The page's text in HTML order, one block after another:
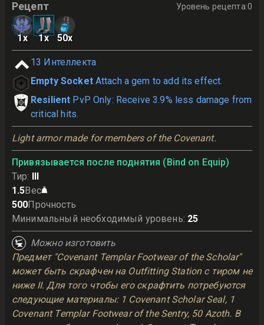
Рецепт Уровень рецепта:0
1x 1x 50x
13 Интеллекта
Empty Socket Attach a gem to add its effect.
Resilient PvP Only: Receive 3.9% less damage from
critical hits.
Light armor made for members of the Covenant.
Привязывается после поднятия (Bind on Equip)
Тир: III
1.5Вес
500Прочность
Минимальный необходимый уровень: 25
Можно изготовить
Предмет "Covenant Templar Footwear of the Scholar"
может быть скрафчен на Outfitting Station с тиром не
ниже II. Для того чтобы его скрафтить потребуются
следующие материалы: 1 Covenant Scholar Seal, 1
Covenant Templar Footwear of the Sentry, 50 Azoth. В